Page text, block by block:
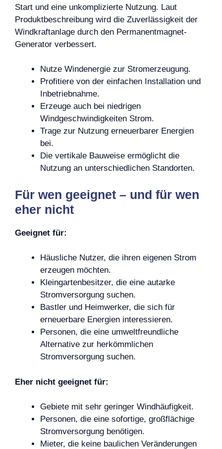
Start und eine unkomplizierte Nutzung. Laut
Produktbeschreibung wird die Zuverlässigkeit der
Windkraftanlage durch den Permanentmagnet-
Generator verbessert.
Nutze Windenergie zur Stromerzeugung.
Profitiere von der einfachen Installation und
Inbetriebnahme.
Erzeuge auch bei niedrigen
Windgeschwindigkeiten Strom.
Trage zur Nutzung erneuerbarer Energien
bei.
Die vertikale Bauweise ermöglicht die
Nutzung an unterschiedlichen Standorten.
Für wen geeignet – und für wen
eher nicht
Geeignet für:
Häusliche Nutzer, die ihren eigenen Strom
erzeugen möchten.
Kleingartenbesitzer, die eine autarke
Stromversorgung suchen.
Bastler und Heimwerker, die sich für
erneuerbare Energien interessieren.
Personen, die eine umweltfreundliche
Alternative zur herkömmlichen
Stromversorgung suchen.
Eher nicht geeignet für:
Gebiete mit sehr geringer Windhäufigkeit.
Personen, die eine sofortige, großflächige
Stromversorgung benötigen.
Mieter, die keine baulichen Veränderungen